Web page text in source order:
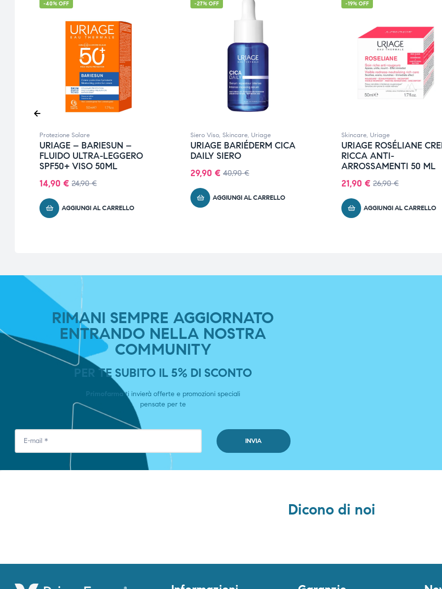
-40% OFF
Protezione Solare
URIAGE – BARIESUN –
FLUIDO ULTRA-LEGGERO
SPF50+ VISO 50ML
24,90€
14,90 €
AGGIUNGI AL CARRELLO
-27% OFF
Siero Viso, Skincare, Uriage
URIAGE BARIÉDERM CICA
DAILY SIERO
40,90€
29,90 €
AGGIUNGI AL CARRELLO
-19% OFF
Skincare, Uriage
URIAGE ROSÉLIANE
RICCA ANTI-
ARROSSAMENTI 50 ML
26,90€
21,90 €
AGGIUNGI AL CARRELLO
RIMANI SEMPRE AGGIORNATO
ENTRANDO NELLA NOSTRA
COMMUNITY
PER TE SUBITO IL 5% DI SCONTO
ti invierà offerte e promozioni speciali
pensate per te
Dicono di noi